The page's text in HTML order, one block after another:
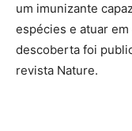
um imunizante
espécies e atuar
descoberta foi
revista Nature.